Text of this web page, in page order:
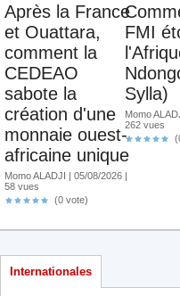
Après la France
et Ouattara,
comment la
CEDEAO
sabote la
création d'une
monnaie ouest-
africaine unique
Momo ALADJI | 05/08/2026 |
58 vues
(0 vote)
FMI
Sylla)
Momo
262 vues
Internationales